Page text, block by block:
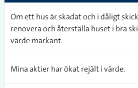
Om ett hus är skadat och i dåligt
renovera och återställa huset i bra
värde markant.
Mina aktier har ökat rejält i värde.